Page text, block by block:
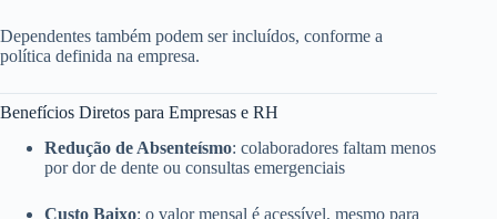
Dependentes também podem ser incluídos, conforme a
política definida na empresa.
Benefícios Diretos para Empresas e RH
Redução de Absenteísmo: colaboradores faltam menos
por dor de dente ou consultas emergenciais
Custo Baixo: o valor mensal é acessível, mesmo para